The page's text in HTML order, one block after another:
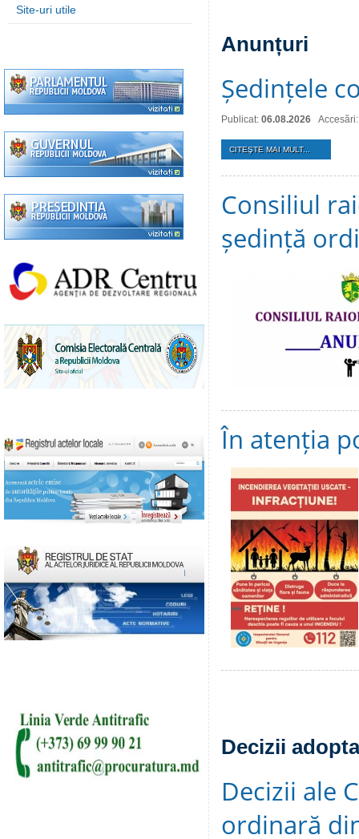
Site-uri utile
Anunțuri
Ședințele
Publicat: 06.08.2026
CITEŞTE MAI MULT...
Consiliul
ședință
În atenția
Decizii
Decizii ale
ordinară